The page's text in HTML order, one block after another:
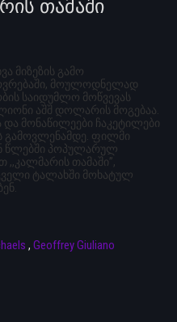
თამაში
მიზეზის გამო
მოულოდნელად
საიდუმლო მოწვევას
აშშ დოლარის მოგებაა.
მონაწილეები ჩაკეტილები
გამოვლენამდე. ფილმი
წლებში პოპულარულ
,,კალმარის თამაში”,
ტალახში მოხატულ
, Geoffrey Giuliano